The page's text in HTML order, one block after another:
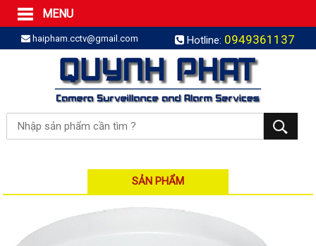
MENU
Trang Chủ
Sản phẩm
SẢN PHẨM TRỌN GÓI
LẮP BÁO TRỘM TRỌN GÓI
LẮP CAMERA TRỌN GÓI
Camera IP
Camera IP KBVISION
Camera IP HIKVISION
Camera IP Dahua
haipham.cctv@gmail.com Hotline: 0949361137
SẢN PHẨM